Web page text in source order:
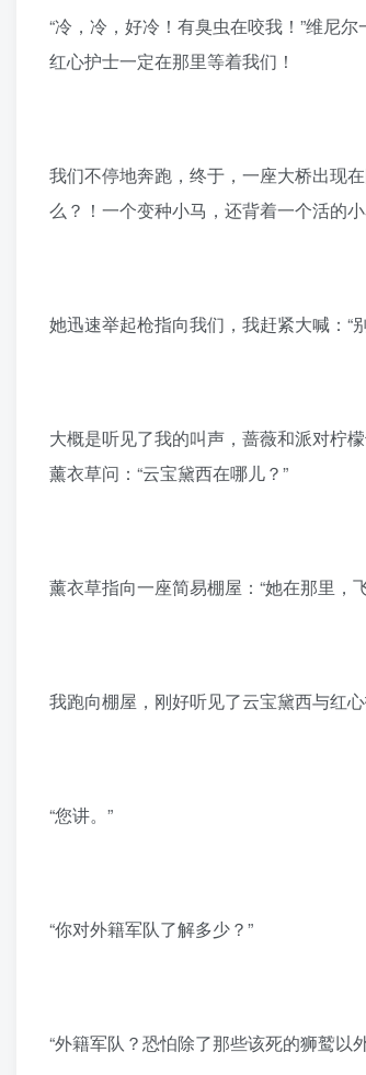
“冷，冷，好冷！有臭虫在咬我！”维尼
红心护士一定在那里等着我们！
我们不停地奔跑，终于，一座大桥出
么？！一个变种小马，还背着一个活的
她迅速举起枪指向我们，我赶紧大喊：“
大概是听见了我的叫声，蔷薇和派对柠
薰衣草问：“云宝黛西在哪儿？”
薰衣草指向一座简易棚屋：“她在那里，
我跑向棚屋，刚好听见了云宝黛西与红
“您讲。”
“你对外籍军队了解多少？”
“外籍军队？恐怕除了那些该死的狮鹫以